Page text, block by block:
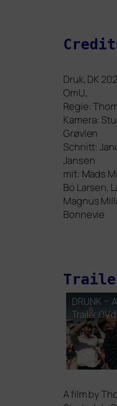
Druk, DK
OmU,
Regie:
Kamera:
Grøvlen
Schnitt:
Jansen
mit: Mads
Bo Larsen,
Magnus
Bonnevie
DRUNK –
Trailer
A film by